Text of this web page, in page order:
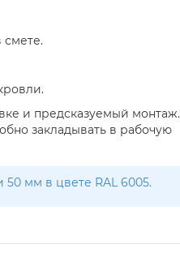
смете.
и предсказуемый монтаж.
закладывать в рабочую
мм в цвете RAL 6005.